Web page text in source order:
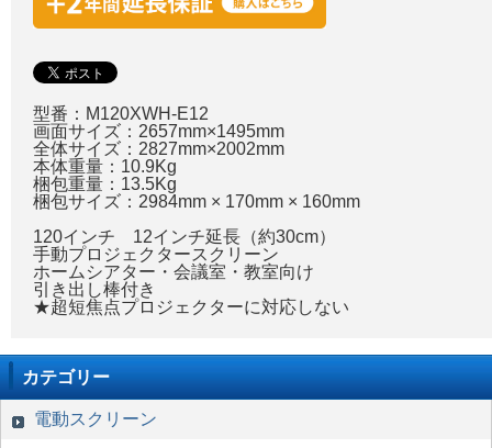
型番：M120XWH-E12
画面サイズ：2657mm×1495mm
全体サイズ：2827mm×2002mm
本体重量：10.9Kg
梱包重量：13.5Kg
梱包サイズ：2984mm × 170mm × 160mm
120インチ 12インチ延長（約30cm）
手動プロジェクタースクリーン
ホームシアター・会議室・教室向け
引き出し棒付き
★超短焦点プロジェクターに対応しない
カテゴリー
電動スクリーン